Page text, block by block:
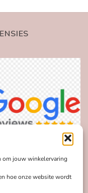
om jouw winkelervaring
hoe onze website wordt